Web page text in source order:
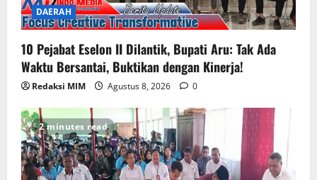
DAERAH
10 Pejabat Eselon II Dilantik, Bupati Aru: Tak Ada
Waktu Bersantai, Buktikan dengan Kinerja!
Redaksi MIM Agustus 8, 2026 0
2 minutes read